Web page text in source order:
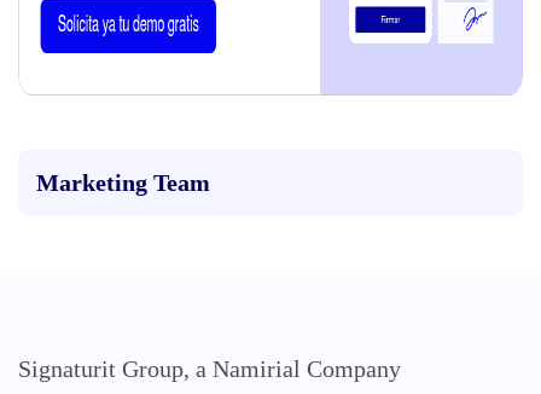
Marketing Team
Signaturit Group, a Namirial Company